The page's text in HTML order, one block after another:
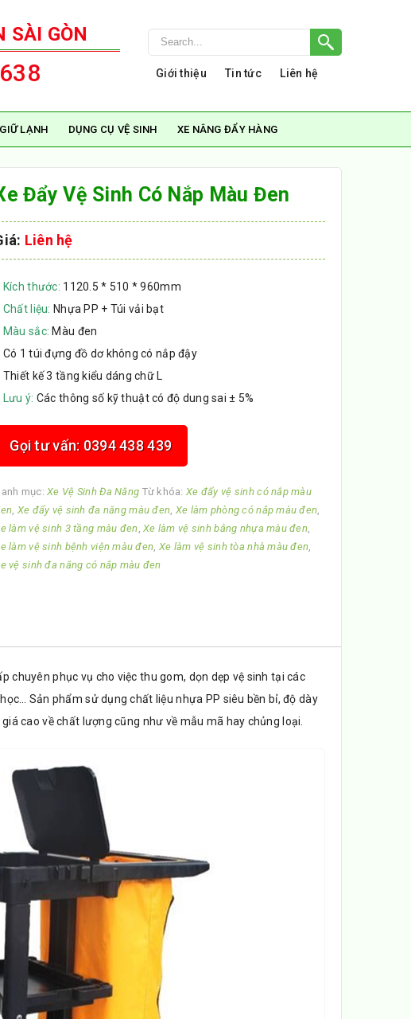
SÀI GÒN
Giới thiệu Tin tức Liên hệ
LẠNH DỤNG CỤ VỆ SINH XE NÂNG ĐẨY HÀNG
Đẩy Vệ Sinh Có Nắp Màu Đen
Liên hệ
Kích thước: 1120.5 * 510 * 960mm
Chất liệu: Nhựa PP + Túi vải bạt
Màu sắc: Màu đen
Có 1 túi đựng đồ dơ không có nắp đậy
Thiết kế 3 tầng kiểu dáng chữ L
Lưu ý: Các thông số kỹ thuật có độ dung sai ± 5%
Gọi tư vấn: 0394 438 439
mục:Xe Vệ Sinh Đa Năng Từ khóa:Xe đẩy vệ sinh có nắp màu
, Xe đẩy vệ sinh đa năng màu đen, Xe làm phòng có nắp màu đen,
làm vệ sinh 3 tầng màu đen,Xe làm vệ sinh bằng nhựa màu đen,
làm vệ sinh bệnh viện màu đen, Xe làm vệ sinh tòa nhà màu đen,
vệ sinh đa năng có nắp màu đen
chuyên phục vụ cho việc thu gom, dọn dẹp vệ sinh tại các
Sản phẩm sử dụng chất liệu nhựa PP siêu bền bỉ, độ dày
cao về chất lượng cũng như về mẫu mã hay chủng loại.